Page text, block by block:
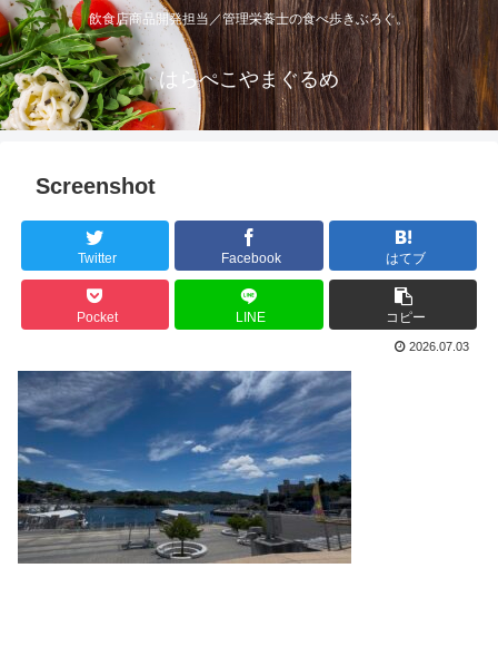
飲食店商品開発担当／管理栄養士の食べ歩きぶろぐ。
はらぺこやまぐるめ
Screenshot
Twitter Facebook はてブ
Pocket LINE コピー
2026.07.03